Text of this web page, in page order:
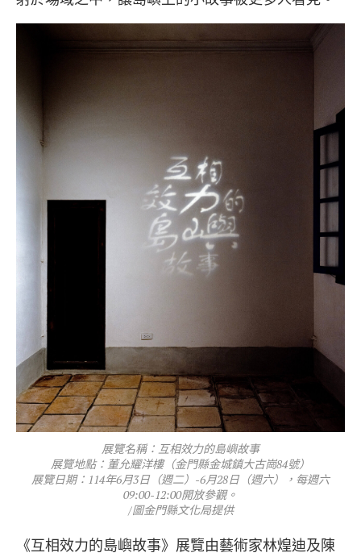
展覽名稱：互相效力的島嶼故事
展覽地點：董允耀洋樓（金門縣金城鎮大古崗84號）
展覽日期：114年6月3日（週二）-6月28日（週六），每週六
09:00-12:00開放參觀。
/圖金門縣文化局提供
《互相效力的島嶼故事》展覽由藝術家林煌迪及陳